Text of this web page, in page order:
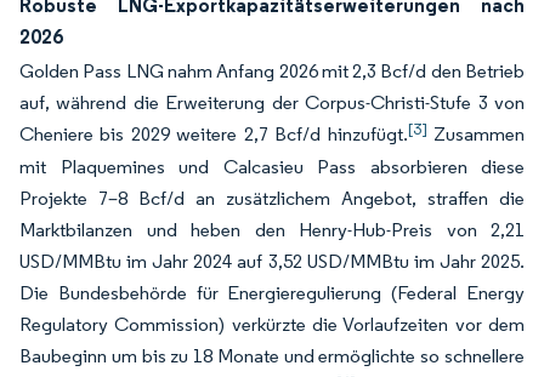
Robuste LNG-Exportkapazitätserweiterungen nach
2026
Golden Pass LNG nahm Anfang 2026 mit 2,3 Bcf/d den Betrieb
auf, während die Erweiterung der Corpus-Christi-Stufe 3 von
Cheniere bis 2029 weitere 2,7 Bcf/d hinzufügt.[3] Zusammen
mit Plaquemines und Calcasieu Pass absorbieren diese
Projekte 7–8 Bcf/d an zusätzlichem Angebot, straffen die
Marktbilanzen und heben den Henry-Hub-Preis von 2,21
USD/MMBtu im Jahr 2024 auf 3,52 USD/MMBtu im Jahr 2025.
Die Bundesbehörde für Energieregulierung (Federal Energy
Regulatory Commission) verkürzte die Vorlaufzeiten vor dem
Baubeginn um bis zu 18 Monate und ermöglichte so schnellere